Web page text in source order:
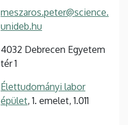
meszaros.peter@science.
unideb.hu
4032 Debrecen Egyetem
tér 1
Élettudományi labor
épület, 1. emelet, 1.011